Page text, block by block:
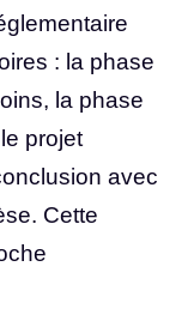
: la phase
la phase
projet
avec
Cette